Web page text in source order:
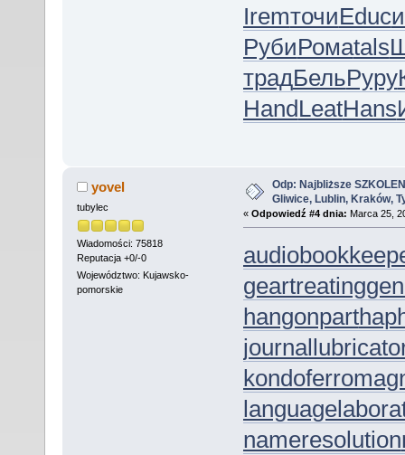
IremточиEduc
РубиРомаtals
традБельРуру
HandLeatHans
yovel
tubylec
Wiadomości: 75818
Reputacja +0/-0
Województwo: Kujawsko-
pomorskie
Odp: Najbliższe
Gliwice, Lublin, Kraków,
« Odpowiedź #4 dnia: Marca 25,
geartreating
hangonpart
nameresolution